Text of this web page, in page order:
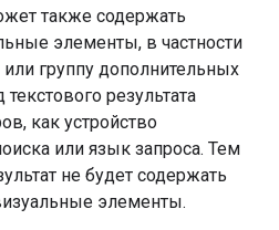
также содержать
элементы, в частности
группу дополнительных
результата
как устройство
или язык запроса. Тем
не будет содержать
элементы.